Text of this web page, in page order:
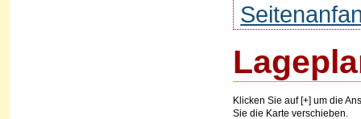
Klicken Sie auf [+] um die
Sie die Karte verschieben.